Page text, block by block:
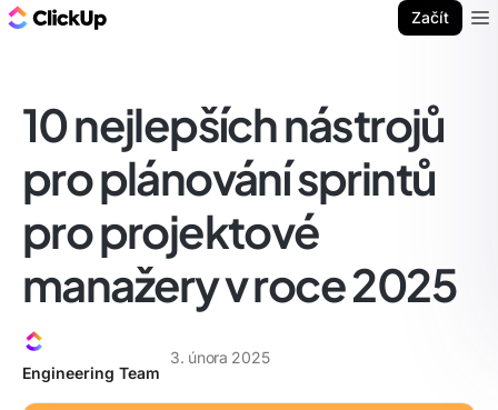
Začít
10 nejlepších nástrojů
pro plánování sprintů
pro projektové
manažery v roce 2025
Engineering Team
3. února 2025